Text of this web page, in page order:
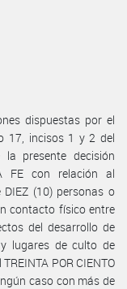
dispuestas por el
17, incisos 1 y 2 del
presente decisión
FE con relación al
(10) personas o
contacto físico entre
del desarrollo de
lugares de culto de
POR CIENTO
caso con más de